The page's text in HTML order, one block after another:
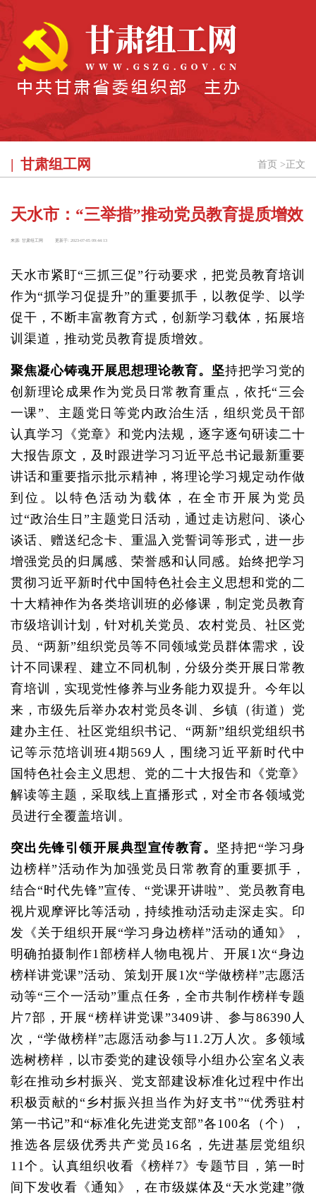
甘肃组工网 首页 > 正文
天水市：“三举措”推动党员教育提质增效
来源: 甘肃组工网 更新于: 2023-07-05 09:44:13
天水市紧盯“三抓三促”行动要求，把党员教育培训
作为“抓学习促提升”的重要抓手，以教促学、以学
促干，不断丰富教育方式，创新学习载体，拓展培
训渠道，推动党员教育提质增效。
聚焦凝心铸魂开展思想理论教育。坚持把学习党的
创新理论成果作为党员日常教育重点，依托“三会
一课”、主题党日等党内政治生活，组织党员干部
认真学习《党章》和党内法规，逐字逐句研读二十
大报告原文，及时跟进学习习近平总书记最新重要
讲话和重要指示批示精神，将理论学习规定动作做
到位。以特色活动为载体，在全市开展为党员
过“政治生日”主题党日活动，通过走访慰问、谈心
谈话、赠送纪念卡、重温入党誓词等形式，进一步
增强党员的归属感、荣誉感和认同感。始终把学习
贯彻习近平新时代中国特色社会主义思想和党的二
十大精神作为各类培训班的必修课，制定党员教育
市级培训计划，针对机关党员、农村党员、社区党
员、“两新”组织党员等不同领域党员群体需求，设
计不同课程、建立不同机制，分级分类开展日常教
育培训，实现党性修养与业务能力双提升。今年以
来，市级先后举办农村党员冬训、乡镇（街道）党
建办主任、社区党组织书记、“两新”组织党组织书
记等示范培训班4期569人，围绕习近平新时代中
国特色社会主义思想、党的二十大报告和《党章》
解读等主题，采取线上直播形式，对全市各领域党
员进行全覆盖培训。
突出先锋引领开展典型宣传教育。 坚持把“学习身
边榜样”活动作为加强党员日常教育的重要抓手，
结合“时代先锋”宣传、“党课开讲啦”、党员教育电
视片观摩评比等活动，持续推动活动走深走实。印
发《关于组织开展“学习身边榜样”活动的通知》，
明确拍摄制作1部榜样人物电视片、开展1次“身边
榜样讲党课”活动、策划开展1次“学做榜样”志愿活
动等“三个一活动”重点任务，全市共制作榜样专题
片7部，开展“榜样讲党课”3409讲、参与86390人
次，“学做榜样”志愿活动参与11.2万人次。多领域
选树榜样，以市委党的建设领导小组办公室名义表
彰在推动乡村振兴、党支部建设标准化过程中作出
积极贡献的“乡村振兴担当作为好支书”“优秀驻村
第一书记”和“标准化先进党支部”各100名（个），
推选各层级优秀共产党员16名，先进基层党组织
11个。认真组织收看《榜样7》专题节目，第一时
间下发收看《通知》，在市级媒体及“天水党建”微